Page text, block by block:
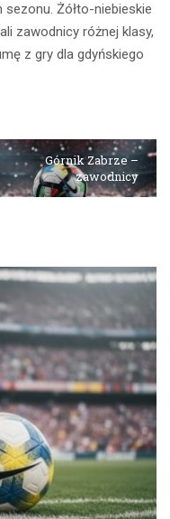
Żółto-niebieskie
zawodnicy różnej klasy,
z gry dla gdyńskiego
Górnik Zabrze –
zawodnicy